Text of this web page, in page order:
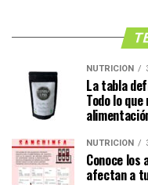
NUTRICIÓN
La tabla
Todo lo
NUTRICIÓN
Conoce
afectan a